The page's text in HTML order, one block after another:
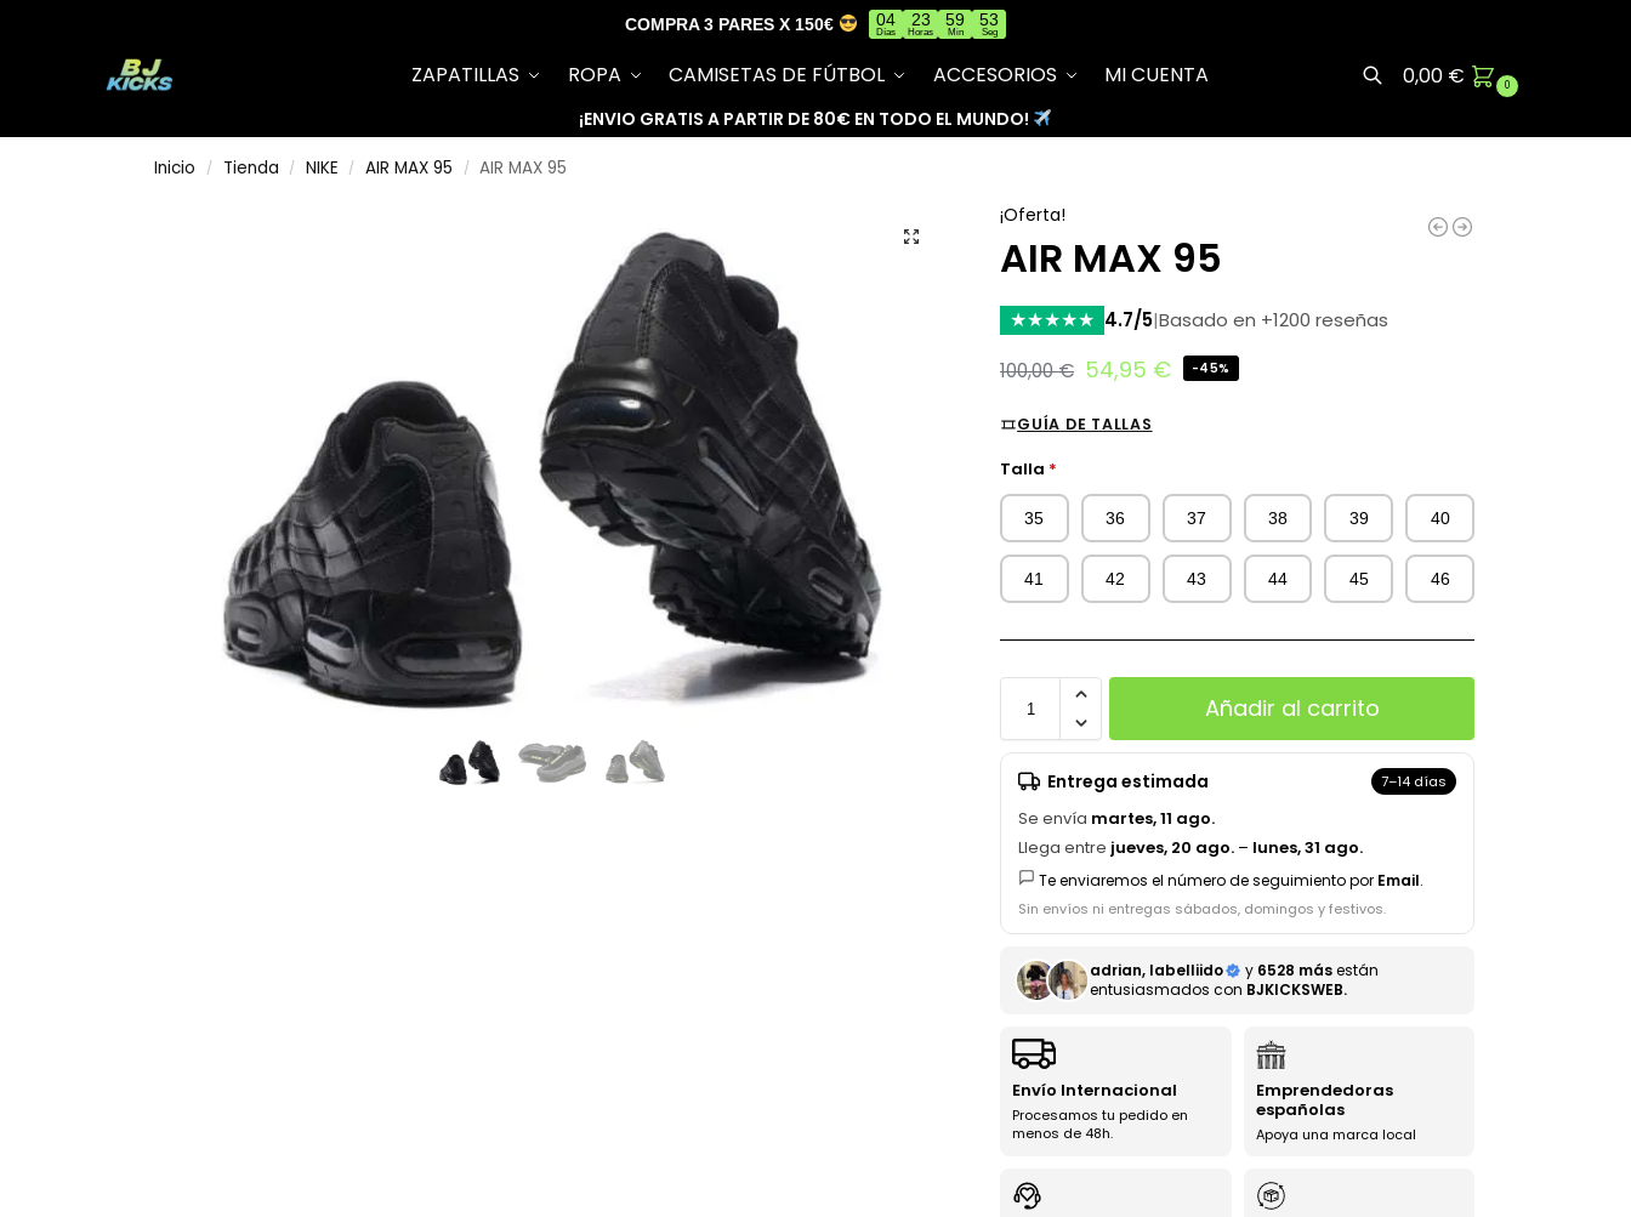
COMPRA 3 PARES X 150€ 04
Días
23
Horas
59
Min
52
Seg
ZAPATILLAS ROPA CAMISETAS DE FÚTBOL ACCESORIOS MI CUENTA 0,00 € 0
¡ENVIO GRATIS A PARTIR DE 80€ EN TODO EL MUNDO!
Inicio / Tienda / NIKE / AIR MAX 95 / AIR MAX 95
¡Oferta!
AIR MAX 95
★★★★★ 4.7/5|Basado en +1200 reseñas
100,00€ 54,95 € -45%
GUÍA DE TALLAS
Talla *
35 36 37 38 39 40
41 42 43 44 45 46
Añadir al carrito
Entrega estimada 7–14 días
Se envía martes, 11 ago.
Llega entre jueves, 20 ago. – lunes, 31 ago.
Te enviaremos el número de seguimiento por Email.
Sin envíos ni entregas sábados, domingos y festivos.
adrian, labelliido y 6528 másestán
entusiasmados con BJKICKSWEB.
Envío Internacional
Procesamos tu pedido en
menos de 48h.
Emprendedoras
españolas
Apoya una marca local